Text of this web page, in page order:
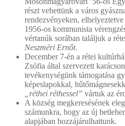
részt vehettünk a város
rendezvényeken,
1956-os kommunista
vértanúk sorában találjuk a
Neszméri Ernőt.
December 7-én a rétei
Zsófia által szervezett
tevékenységünk támogatása
képeslapokkal,
„réthei réthessel” vártuk az
A község megkeresésének
számunkra, hogy az új
alapjában hozzájárulhattunk.